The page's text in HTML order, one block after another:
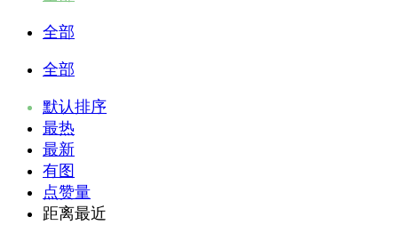
全部
全部
默认排序
最热
最新
有图
点赞量
距离最近